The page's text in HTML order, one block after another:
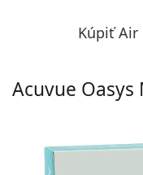
Kúpiť Air
Acuvue